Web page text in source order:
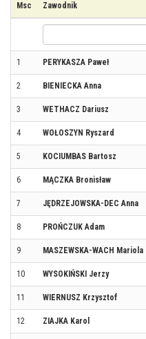
Msc Zawodnik
1 PERYKASZA Paweł
2 BIENIECKA Anna
3 WETHACZ Dariusz
4 WOŁOSZYN Ryszard
5 KOCIUMBAS Bartosz
6 MĄCZKA Bronisław
7 JĘDRZEJOWSKA-DEC Anna
8 PROŃCZUK Adam
9 MASZEWSKA-WACH Mariola
10 WYSOKIŃSKI Jerzy
11 WIERNUSZ Krzysztof
12 ZIAJKA Karol